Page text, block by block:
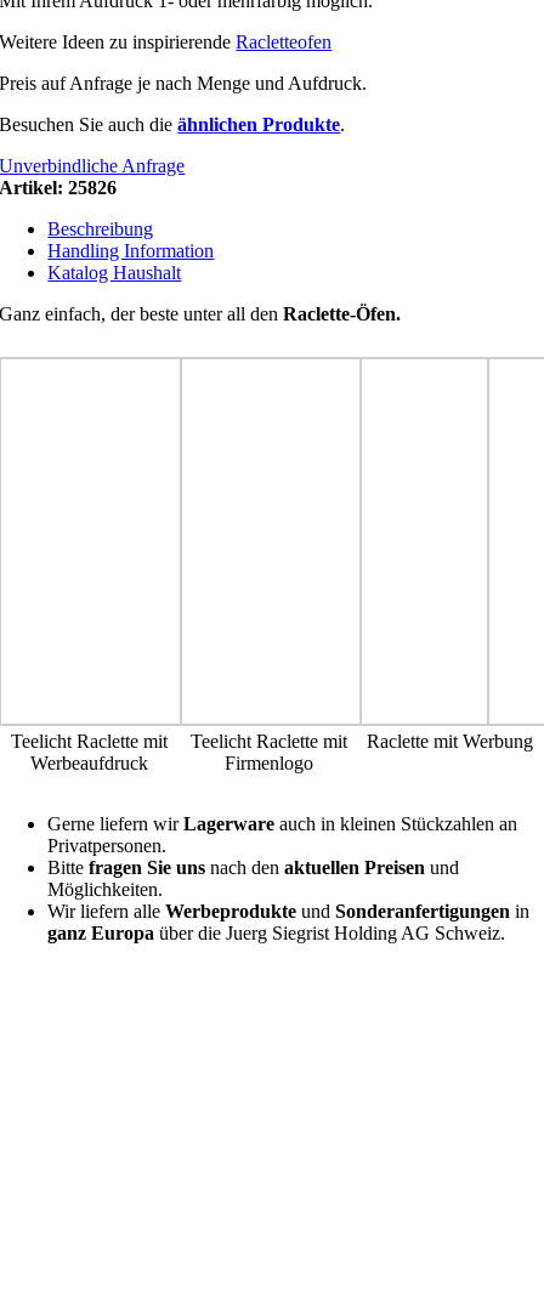
Weitere Ideen zu inspirierendeRacletteofen
Preis auf Anfrage je nach Menge und Aufdruck.
Besuchen Sie auch dieähnlichen Produkte.
Unverbindliche Anfrage
Artikel:25826
Beschreibung
Handling Information
Katalog Haushalt
Ganz einfach, der beste unter all denRaclette-Öfen.
Teelicht Raclette mit
Werbeaufdruck
Teelicht Raclette mit
Firmenlogo
Raclette mit Werbung
Gerne liefern wirLagerware auch in kleinen Stückzahlen an
Privatpersonen.
Bittefragen Sie uns nach den aktuellen Preisen und
Möglichkeiten.
Wir liefern alleWerbeprodukte undSonderanfertigungen in
ganz Europa über die Juerg Siegrist Holding AG Schweiz.